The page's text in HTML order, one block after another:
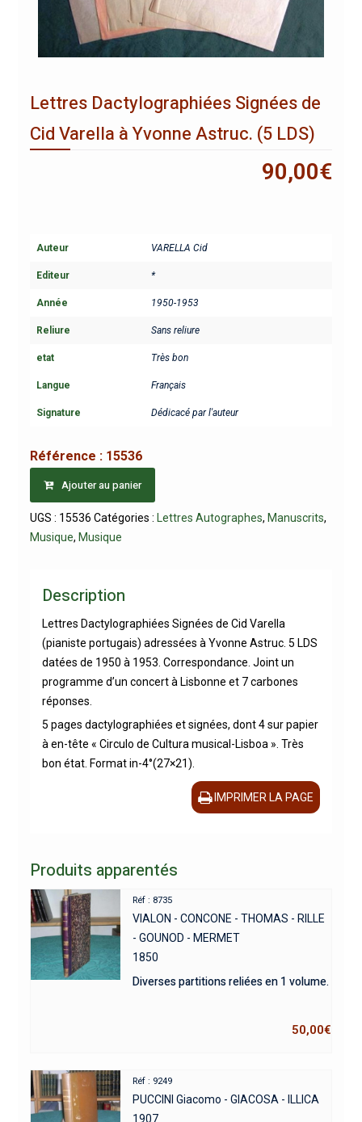
Lettres Dactylographiées Signées de
Cid Varella à Yvonne Astruc. (5 LDS)
90,00€
Auteur VARELLA Cid
Editeur *
Année 1950-1953
Reliure Sans reliure
etat Très bon
Langue Français
Signature Dédicacé par l'auteur
Référence : 15536
Ajouter au panier
UGS : 15536 Catégories : Lettres Autographes, Manuscrits,
Musique, Musique
Description
Lettres Dactylographiées Signées de Cid Varella
(pianiste portugais) adressées à Yvonne Astruc. 5 LDS
datées de 1950 à 1953. Correspondance. Joint un
programme d’un concert à Lisbonne et 7 carbones
réponses.
5 pages dactylographiées et signées, dont 4 sur papier
à en-tête « Circulo de Cultura musical-Lisboa ». Très
bon état. Format in-4°(27×21).
IMPRIMER LA PAGE
Produits apparentés
Réf : 8735
VIALON - CONCONE - THOMAS - RILLE
- GOUNOD - MERMET
1850
Diverses partitions reliées en 1 volume.
50,00€
Réf : 9249
PUCCINI Giacomo - GIACOSA - ILLICA
1907